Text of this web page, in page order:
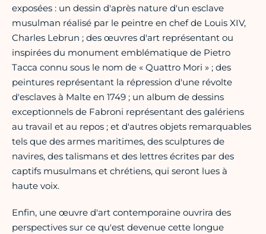
exposées : un dessin d'après nature d'un esclave
musulman réalisé par le peintre en chef de Louis XIV,
Charles Lebrun ; des œuvres d'art représentant ou
inspirées du monument emblématique de Pietro
Tacca connu sous le nom de « Quattro Mori » ; des
peintures représentant la répression d'une révolte
d'esclaves à Malte en 1749 ; un album de dessins
exceptionnels de Fabroni représentant des galériens
au travail et au repos ; et d'autres objets remarquables
tels que des armes maritimes, des sculptures de
navires, des talismans et des lettres écrites par des
captifs musulmans et chrétiens, qui seront lues à
haute voix.
Enfin, une œuvre d'art contemporaine ouvrira des
perspectives sur ce qu'est devenue cette longue